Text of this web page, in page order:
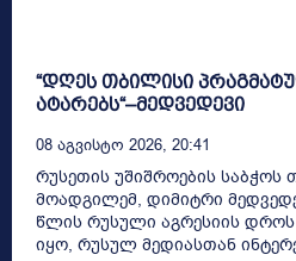
“დღეს თბილისი
ატარებს“–მედვედევი
08 Აგვისტო 2026, 20:41
რუსეთის უშიშროების საბჭოს
მოადგილემ, დიმიტრი
წლის რუსული აგრესიის დროს
იყო, რუსულ მედიასთან